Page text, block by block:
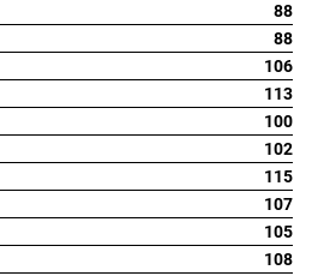
88
88
106
113
100
102
115
107
105
108